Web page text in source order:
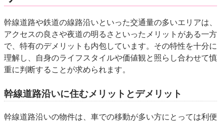
幹線道路や鉄道の線路沿いといった交通量の多いエリアは、
アクセスの良さや夜道の明るさといったメリットがある一方
で、特有のデメリットも内包しています。その特性を十分に
理解し、自身のライフスタイルや価値観と照らし合わせて慎
重に判断することが求められます。
幹線道路沿いに住むメリットとデメリット
幹線道路沿いの物件は、車での移動が多い方にとっては利便